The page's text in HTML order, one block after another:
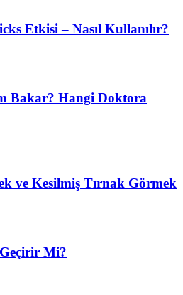
Etkisi – Nasıl Kullanılır?
Bakar? Hangi Doktora
ve Kesilmiş Tırnak Görmek
Mi?